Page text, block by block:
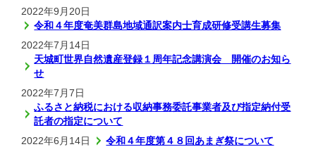
2022年9月20日
令和４年度奄美群島地域通訳案内士育成研修受講生募集
2022年7月14日
天城町世界自然遺産登録１周年記念講演会 開催のお知ら
せ
2022年7月7日
ふるさと納税における収納事務委託事業者及び指定納付受
託者の指定について
2022年6月14日
令和４年度第４８回あまぎ祭について